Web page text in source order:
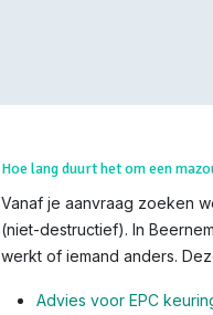
Hoe lang duurt het om een
Vanaf je aanvraag zoeken
(niet-destructief). In
werkt of iemand anders.
Advies voor EPC